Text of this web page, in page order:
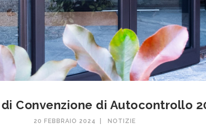
Convenzione di Autocontrollo
20 FEBBRAIO 2024 NOTIZIE